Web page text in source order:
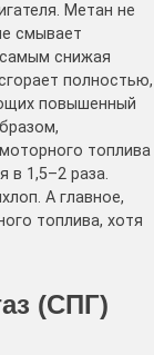
Метан не
смывает
снижая
полностью,
повышенный
топлива
в 1,5–2 раза.
А главное,
топлива, хотя
(СПГ)